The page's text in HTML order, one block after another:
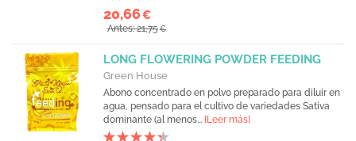
20,66€
Antes: 21,75€
LONG FLOWERING POWDER FEEDING
Green House
Abono concentrado en polvo preparado para diluir en
agua, pensado para el cultivo de variedades Sativa
dominante (al menos... [Leer más]